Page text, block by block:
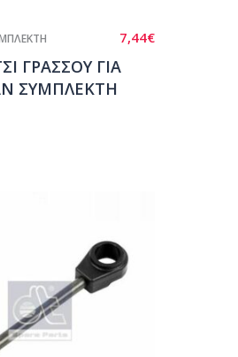
7,44€
ΓΡΑΣΣΟΥ ΓΙΑ
ΣΥΜΠΛΕΚΤΗ